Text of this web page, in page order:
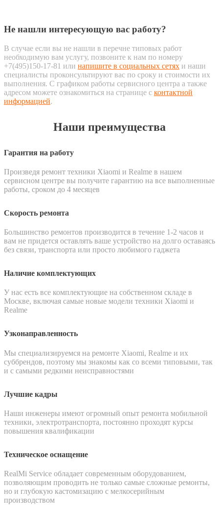
Не нашли интересующую вас работу?
В случае если вы не нашли в перечне типовых работ
необходимую вам услугу, позвоните к нам по номеру
+7(495)150-17-81 или напишите в социальных сетях и наши
специалисты проконсультируют вас по сроку и стоимости их
выполнения. С графиком работы сервисного центра а также
адресом можете ознакомиться на странице с контактной
информацией.
Наши преимущества
Гарантия на работу
Произведя ремонт техники Xiaomi и Realme в нашем
сервисном центре вы получите гарантию на все выполненные
работы, сроком до 4 месяцев
Скорость ремонта
Большинство ремонтов производится в течение 1-2 часов и
вам не придется оставлять ваше устройство на долго оставаясь
без связи, транспорта или просто любимого гаджета
Наличие комплектующих
У нас есть все комплектующие на собственном складе в
Москве, включая самые новые модели техники Xiaomi и
Realme
Узконаправленность
Мы специализируемся на ремонте Xiaomi, Realme и их
суббрендов, поэтому мы знакомы как со всеми типовыми, так
и с самыми редкими неисправностями
Лучшие кадры
Наши инженеры имеют огромный опыт ремонта мобильной
техники, электротранспорта, постоянно проходят курсы
повышения квалификации
Техническое оснащение
RealMi Service обладает современным оборудованием,
позволяющим проводить не только самые сложные ремонты,
но и глубокую кастомизацию с мелкосерийным
производством